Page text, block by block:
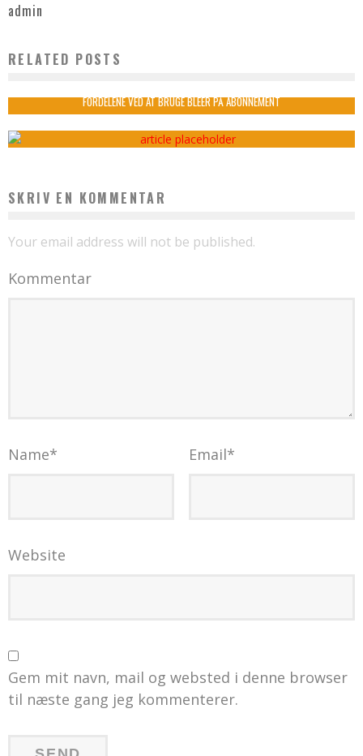
admin
RELATED POSTS
FORDELENE VED AT BRUGE BLEER PÅ ABONNEMENT
SKRIV EN KOMMENTAR
Your email address will not be published.
Kommentar
Name* Email*
Website
Gem mit navn, mail og websted i denne browser
til næste gang jeg kommenterer.